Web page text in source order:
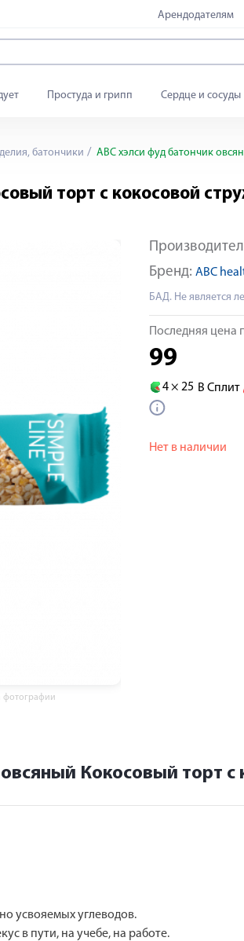
Арендодателям
Простуда и грипп Сердце и сосуды
батончики АВС хэлси фуд батончик
торт с кокосовой
фотографии
Бренд: ABC
БАД. Не является
Последняя цена
99
4 × 25 В Сплит
Нет в наличии
Кокосовый торт с
усвояемых углеводов.
в пути, на учебе, на работе.